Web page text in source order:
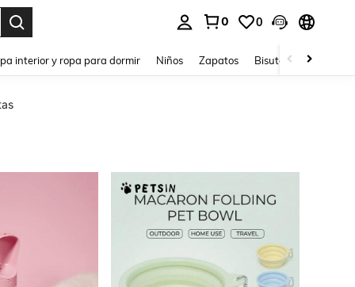
0 0
interior y ropa para dormir Niños Zapatos Bisutería Y